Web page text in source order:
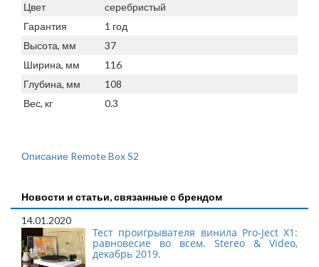
Цвет
серебристый
Гарантия
1 год
Высота, мм
37
Ширина, мм
116
Глубина, мм
108
Вес, кг
0.3
Описание Remote Box S2
Новости и статьи, связанные с брендом
14.01.2020
Тест проигрывателя винила Pro-Ject X1:
равновесие во всем. Stereo & Video,
декабрь 2019.